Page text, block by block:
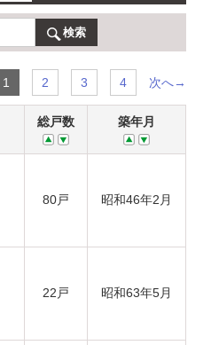
検索
1 2 3 4 次へ→
総戸数 築年月
80戸 昭和46年2月
22戸 昭和63年5月